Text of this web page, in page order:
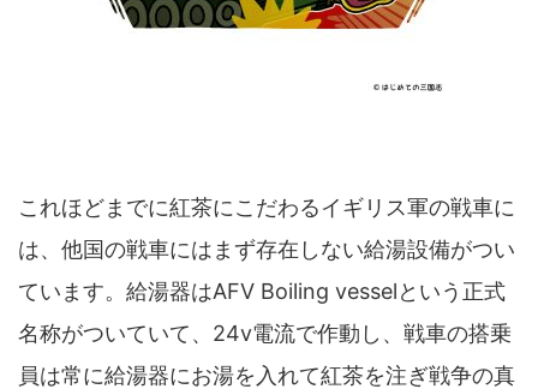
これほどまでに紅茶にこだわるイギリス軍の戦車に
は、他国の戦車にはまず存在しない給湯設備がつい
ています。給湯器はAFV Boiling vesselという正式
名称がついていて、24v電流で作動し、戦車の搭乗
員は常に給湯器にお湯を入れて紅茶を注ぎ戦争の真